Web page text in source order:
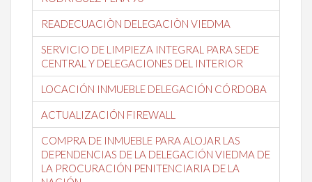
READECUACIÒN DELEGACIÒN VIEDMA
SERVICIO DE LIMPIEZA INTEGRAL PARA SEDE
CENTRAL Y DELEGACIONES DEL INTERIOR
LOCACIÓN INMUEBLE DELEGACIÓN CÓRDOBA
ACTUALIZACIÓN FIREWALL
COMPRA DE INMUEBLE PARA ALOJAR LAS
DEPENDENCIAS DE LA DELEGACIÓN VIEDMA DE
LA PROCURACIÓN PENITENCIARIA DE LA